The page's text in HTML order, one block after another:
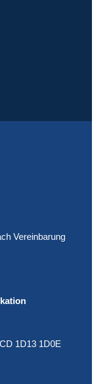
Vereinbarung
1D13 1D0E